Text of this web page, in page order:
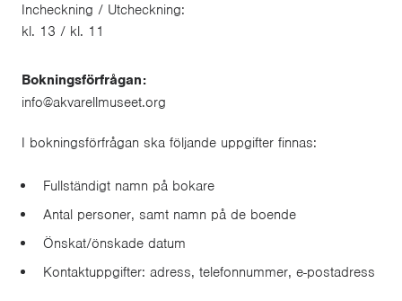
Incheckning / Utcheckning:
kl. 13 / kl. 11
Bokningsförfrågan:
info@akvarellmuseet.org
I bokningsförfrågan ska följande uppgifter finnas:
Fullständigt namn på bokare​
Antal personer​, samt namn på de boende
Önskat/önskade datum
Kontaktuppgifter: adress, telefonnummer, e-postadress